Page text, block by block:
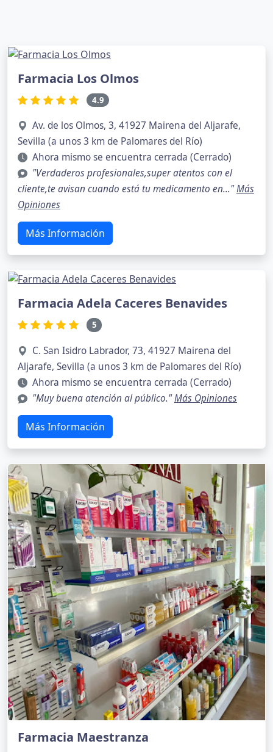
Farmacia Los Olmos
4.9
Av. de los Olmos, 3, 41927 Mairena del Aljarafe,
Sevilla (a unos 3 km de Palomares del Río)
Ahora mismo se encuentra cerrada (Cerrado)
"Verdaderos profesionales,super atentos con el
cliente,te avisan cuando está tu medicamento en..."Más
Opiniones
Más Información
Farmacia Adela Caceres Benavides
5
C. San Isidro Labrador, 73, 41927 Mairena del
Aljarafe, Sevilla (a unos 3 km de Palomares del Río)
Ahora mismo se encuentra cerrada (Cerrado)
"Muy buena atención al público."Más Opiniones
Más Información
Farmacia Maestranza